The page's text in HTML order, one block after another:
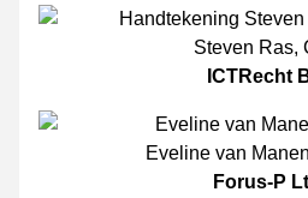
Steven Ras,
ICTRecht
Eveline van Manen
Forus-P